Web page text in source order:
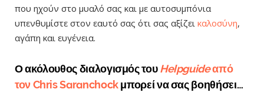
που ηχούν στο μυαλό σας και με αυτοσυμπόνια
υπενθυμίστε στον εαυτό σας ότι σας αξίζει καλοσύνη,
αγάπη και ευγένεια.
Ο ακόλουθος διαλογισμός τουHelpguideαπό
τον Chris Saranchockμπορεί να σας βοηθήσει…